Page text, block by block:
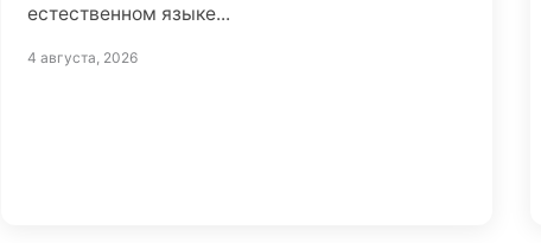
естественном языке...
4 августа, 2026